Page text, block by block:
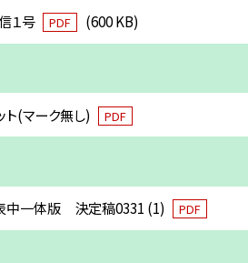
１号
PDF (600 KB)
ト(マーク無し) PDF
表中一体版 決定稿0331 (1) PDF